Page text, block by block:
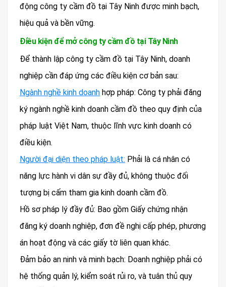
động công ty cầm đồ tại Tây Ninh được minh bạch,
hiệu quả và bền vững.
Điều kiện để mở công ty cầm đồ tại Tây Ninh
Để thành lập công ty cầm đồ tại Tây Ninh, doanh
nghiệp cần đáp ứng các điều kiện cơ bản sau:
Ngành nghề kinh doanh hợp pháp: Công ty phải đăng
ký ngành nghề kinh doanh cầm đồ theo quy định của
pháp luật Việt Nam, thuộc lĩnh vực kinh doanh có
điều kiện.
Người đại diện theo pháp luật: Phải là cá nhân có
năng lực hành vi dân sự đầy đủ, không thuộc đối
tượng bị cấm tham gia kinh doanh cầm đồ.
Hồ sơ pháp lý đầy đủ: Bao gồm Giấy chứng nhận
đăng ký doanh nghiệp, đơn đề nghị cấp phép, phương
án hoạt động và các giấy tờ liên quan khác.
Đảm bảo an ninh và minh bạch: Doanh nghiệp phải có
hệ thống quản lý, kiểm soát rủi ro, và tuân thủ quy